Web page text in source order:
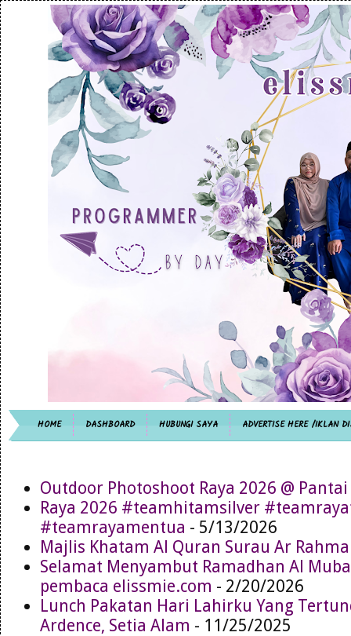
HOME DASHBOARD HUBUNGI SAYA ADVERTISE HERE /IKLAN
Outdoor Photoshoot Raya 2026 @ Pantai
Raya 2026 #teamhitamsilver
#teamrayamentua - 5/13/2026
Majlis Khatam Al Quran Surau Ar
Selamat Menyambut Ramadhan Al
pembaca elissmie.com - 2/20/2026
Lunch Pakatan Hari Lahirku Yang
Ardence, Setia Alam - 11/25/2025